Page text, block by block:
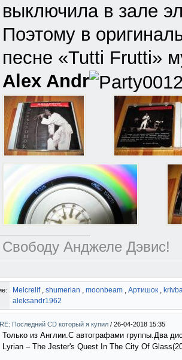
выключила в зале
Поэтому в
песне «Tutti Frutti»
Alex Andr
Свободу Анджеле Дэвис!
Melcrelif, shumerian , moonbeam , Артишок ,
aleksandr1962
RE: Последний CD который я купил / 26-04-2018 15:35
Только из Англии.С автографами группы.Два
Lyrian ‎– The Jester's Quest In The City Of